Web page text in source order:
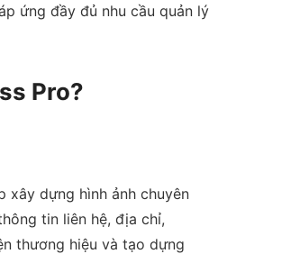
ứng đầy đủ nhu cầu quản lý
Pro?
xây dựng hình ảnh chuyên
tin liên hệ, địa chỉ,
thương hiệu và tạo dựng